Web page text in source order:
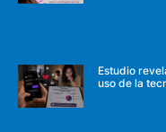
Estudio
uso de la